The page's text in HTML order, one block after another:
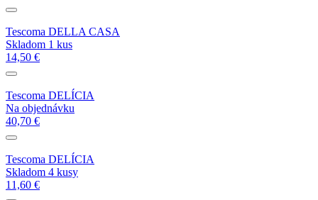
Tescoma DELLA CASA
Skladom 1 kus
14,50 €
Tescoma DELÍCIA
Na objednávku
40,70 €
Tescoma DELÍCIA
Skladom 4 kusy
11,60 €